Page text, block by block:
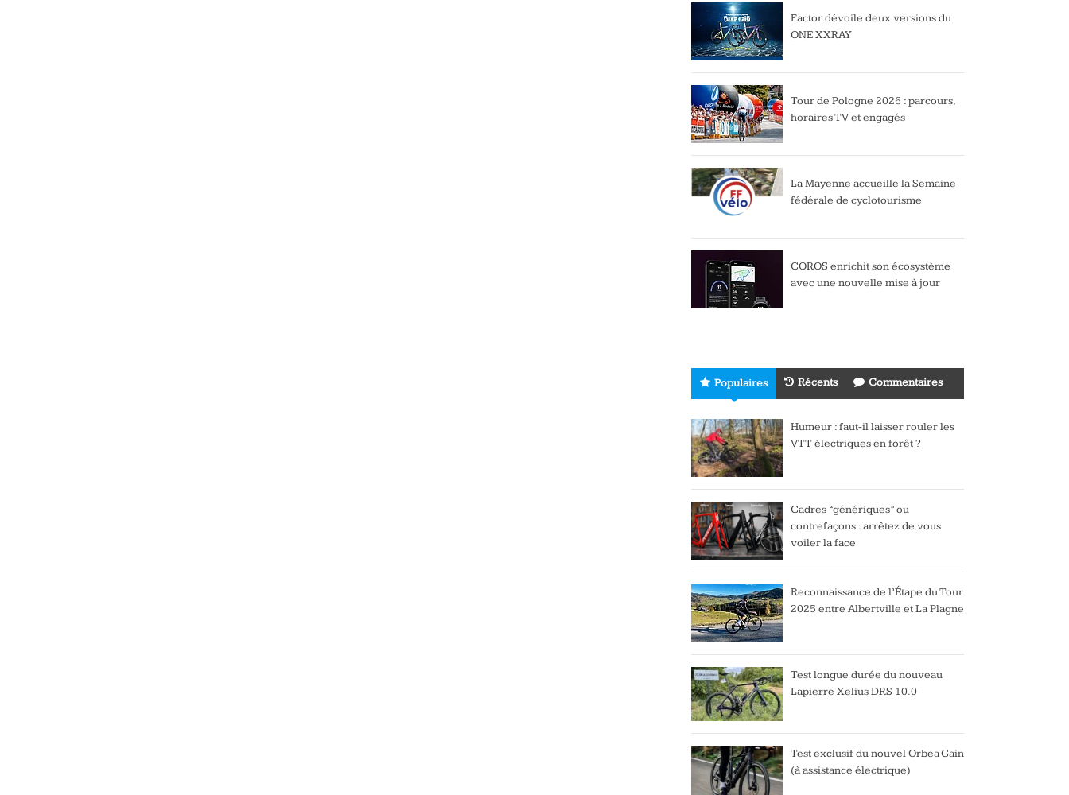
Factor dévoile deux versions du
ONE XXRAY
Tour de Pologne 2026 : parcours,
horaires TV et engagés
La Mayenne accueille la Semaine
fédérale de cyclotourisme
COROS enrichit son écosystème
avec une nouvelle mise à jour
Populaires Récents Commentaires
Humeur : faut-il laisser rouler les
VTT électriques en forêt ?
Cadres “génériques” ou
contrefaçons : arrêtez de vous
voiler la face
Reconnaissance de l’Étape du Tour
2025 entre Albertville et La Plagne
Test longue durée du nouveau
Lapierre Xelius DRS 10.0
Test exclusif du nouvel Orbea Gain
(à assistance électrique)